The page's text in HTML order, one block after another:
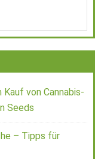
von Cannabis-
Seeds
– Tipps für